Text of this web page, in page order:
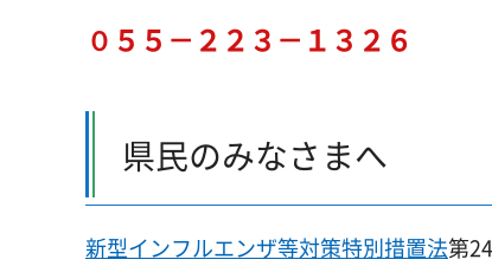
０５５－２２３－１３２６
県民のみなさまへ
新型インフルエンザ等対策特別措置法第